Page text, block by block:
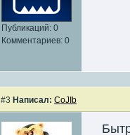
Публикаций: 0
Комментариев: 0
#3 Написал: CoJIb